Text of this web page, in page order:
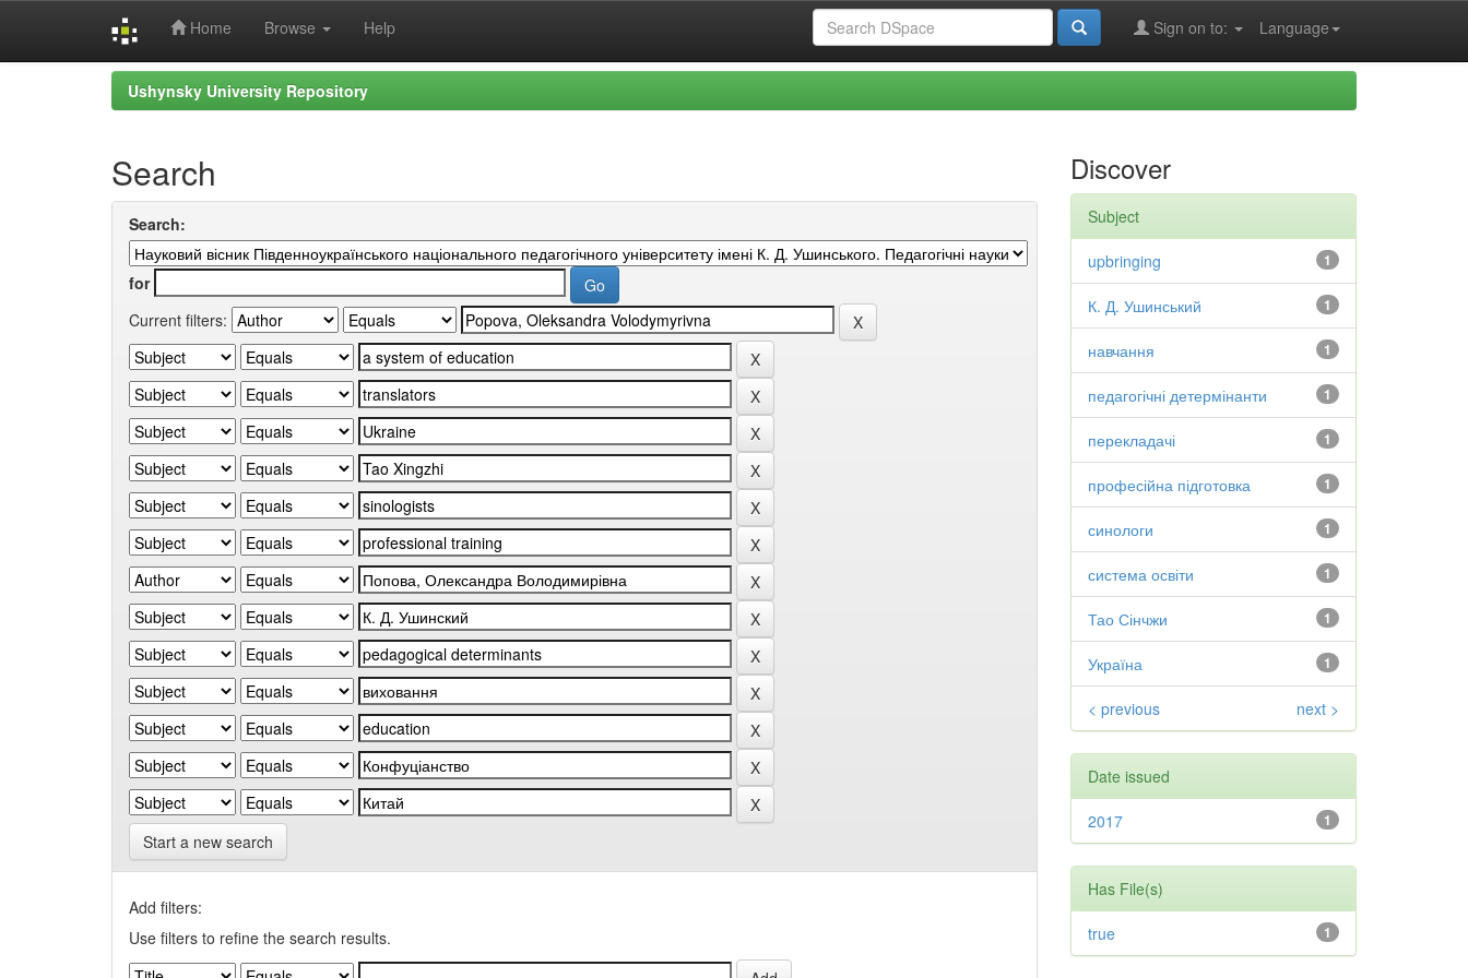
Home Browse Help Language
Sign on to:
Ushynsky University Repository
Search
Search:
for
Current filters:
Start a new search
Add filters:
Use filters to refine the search results.
Discover
Subject
1
upbringing
1
К. Д. Ушинський
1
навчання
1
педагогічні детермінанти
1
перекладачі
1
професійна підготовка
1
синологи
1
система освіти
1
Тао Сінчжи
1
Україна
< previous next >
Date issued
1
2017
Has File(s)
1
true